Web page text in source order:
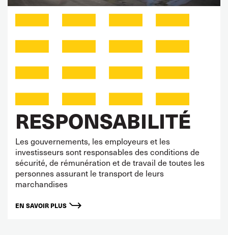
RESPONSABILITÉ
Les gouvernements, les employeurs et les
investisseurs sont responsables des conditions de
sécurité, de rémunération et de travail de toutes les
personnes assurant le transport de leurs
marchandises
EN SAVOIR PLUS